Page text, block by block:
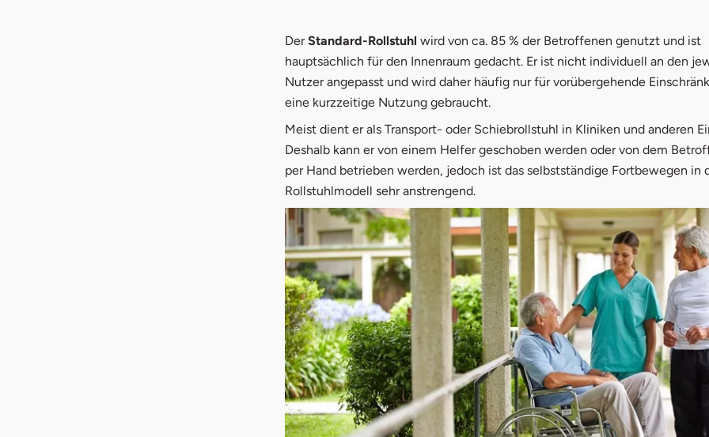
DerStandard-Rollstuhl wird von ca. 85 % der Betroffenen genutzt und ist
hauptsächlich für den Innenraum gedacht. Er ist nicht individuell an den
Nutzer angepasst und wird daher häufig nur für vorübergehende
eine kurzzeitige Nutzung gebraucht.
Meist dient er als Transport- oder Schiebrollstuhl in Kliniken und anderen
Deshalb kann er von einem Helfer geschoben werden oder von dem
per Hand betrieben werden, jedoch ist das selbstständige Fortbewegen in
Rollstuhlmodell sehr anstrengend.